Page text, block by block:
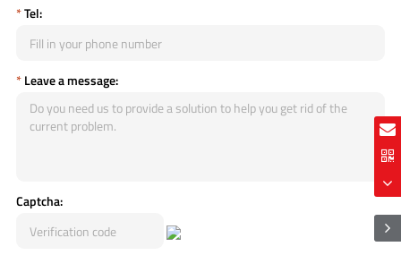
*Tel:
*Leave a message:
Captcha: